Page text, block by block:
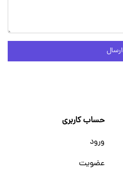
ارسال
حساب کاربری
ورود
عضویت